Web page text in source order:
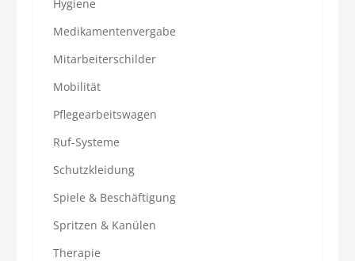
Hygiene
Medikamentenvergabe
Mitarbeiterschilder
Mobilität
Pflegearbeitswagen
Ruf-Systeme
Schutzkleidung
Spiele & Beschäftigung
Spritzen & Kanülen
Therapie